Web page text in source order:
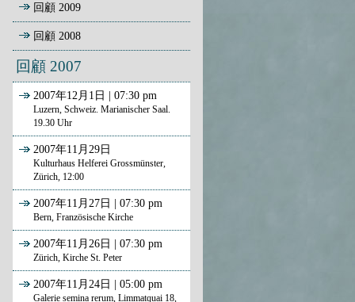
回顧 2009
回顧 2008
回顧 2007
2007年12月1日 | 07:30 pm
Luzern, Schweiz. Marianischer Saal.
19.30 Uhr
2007年11月29日
Kulturhaus Helferei Grossmünster,
Zürich, 12:00
2007年11月27日 | 07:30 pm
Bern, Französische Kirche
2007年11月26日 | 07:30 pm
Zürich, Kirche St. Peter
2007年11月24日 | 05:00 pm
Galerie semina rerum, Limmatquai 18,